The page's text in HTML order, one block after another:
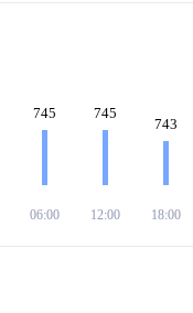
745
06:00
745
12:00
743
18:00